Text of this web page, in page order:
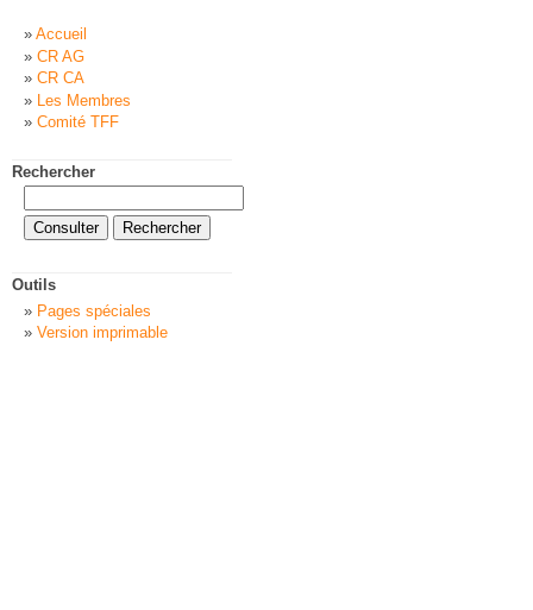
Accueil
CR AG
CR CA
Les Membres
Comité TFF
Rechercher
Outils
Pages spéciales
Version imprimable